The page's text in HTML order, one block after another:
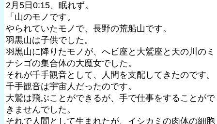
2月5日0:15、眠れず。
「山のモノです。
やられていたモノで、長野の荒船山です。
羽黒山は子供でした。
羽黒山に降りたモノが、へビ座と大鷲座と天の川のミ
ナシゴの集合体の大魔女でした。
それが千手観音として、人間を支配してきたのです。
千手観音は宇宙人だったのです。
大鷲は飛ぶことができるが、手で仕事をすることがで
きませんでした。
それで人間として生まれたが、イシカミの肉体の細胞